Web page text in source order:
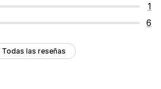
1
6
Todas las reseñas